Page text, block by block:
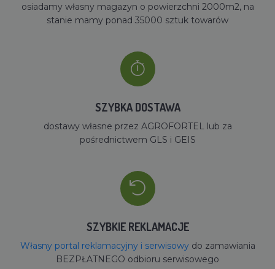
osiadamy własny magazyn o powierzchni 2000m2, na
stanie mamy ponad 35000 sztuk towarów
SZYBKA DOSTAWA
dostawy własne przez AGROFORTEL lub za
pośrednictwem GLS i GEIS
SZYBKIE REKLAMACJE
Własny portal reklamacyjny i serwisowydo zamawiania
BEZPŁATNEGO odbioru serwisowego